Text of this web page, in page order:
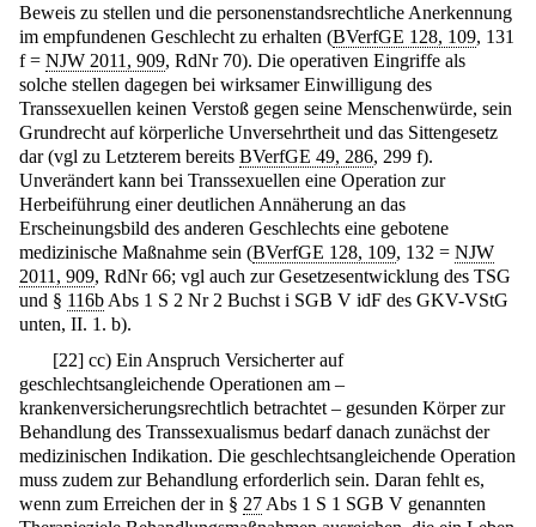
Beweis zu stellen und die personenstandsrechtliche Anerkennung
im empfundenen Geschlecht zu erhalten (BVerfGE 128, 109, 131
f = NJW 2011, 909, RdNr 70). Die operativen Eingriffe als
solche stellen dagegen bei wirksamer Einwilligung des
Transsexuellen keinen Verstoß gegen seine Menschenwürde, sein
Grundrecht auf körperliche Unversehrtheit und das Sittengesetz
dar (vgl zu Letzterem bereits BVerfGE 49, 286, 299 f).
Unverändert kann bei Transsexuellen eine Operation zur
Herbeiführung einer deutlichen Annäherung an das
Erscheinungsbild des anderen Geschlechts eine gebotene
medizinische Maßnahme sein (BVerfGE 128, 109, 132 = NJW
2011, 909, RdNr 66; vgl auch zur Gesetzesentwicklung des TSG
und § 116b Abs 1 S 2 Nr 2 Buchst i SGB V idF des GKV-VStG
unten, II. 1. b).
[22] cc) Ein Anspruch Versicherter auf
geschlechtsangleichende Operationen am –
krankenversicherungsrechtlich betrachtet – gesunden Körper zur
Behandlung des Transsexualismus bedarf danach zunächst der
medizinischen Indikation. Die geschlechtsangleichende Operation
muss zudem zur Behandlung erforderlich sein. Daran fehlt es,
wenn zum Erreichen der in § 27 Abs 1 S 1 SGB V genannten